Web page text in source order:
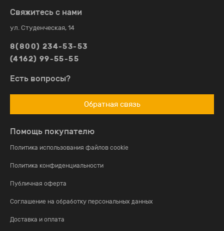
Помощь покупателю
Политика использования файлов cookie
Политика конфиденциальности
Публичная оферта
Соглашение на обработку персональных данных
Доставка и оплата
Свяжитесь с нами
ул. Студенческая, 14
8(800) 234-53-53
(4162) 99-55-55
Есть вопросы?
Обратная связь